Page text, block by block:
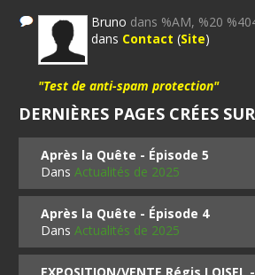
Bruno dans %AM, %20
dans Contact (Site)
"Test de anti-spam protection"
DERNIÈRES PAGES CRÉES
Après la Quête - Épisode 5
DansActualités de 2025
Après la Quête - Épisode 4
DansActualités de 2025